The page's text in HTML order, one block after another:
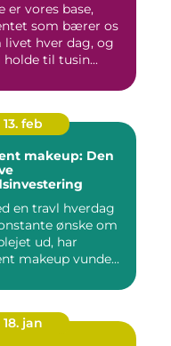
er vores base,
som bærer os
livet hver dag, og
holde til tusin...
13. feb
makeup: Den
en travl hverdag
ønske om
ud, har
makeup vunde...
18. jan